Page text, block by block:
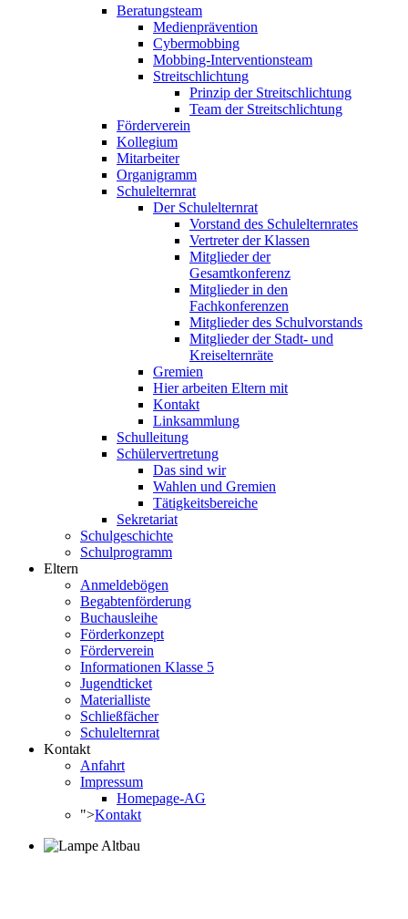
Beratungsteam
Medienprävention
Cybermobbing
Mobbing-Interventionsteam
Streitschlichtung
Prinzip der Streitschlichtung
Team der Streitschlichtung
Förderverein
Kollegium
Mitarbeiter
Organigramm
Schulelternrat
Der Schulelternrat
Vorstand des Schulelternrates
Vertreter der Klassen
Mitglieder der
Gesamtkonferenz
Mitglieder in den
Fachkonferenzen
Mitglieder des Schulvorstands
Mitglieder der Stadt- und
Kreiselternräte
Gremien
Hier arbeiten Eltern mit
Kontakt
Linksammlung
Schulleitung
Schülervertretung
Das sind wir
Wahlen und Gremien
Tätigkeitsbereiche
Sekretariat
Schulgeschichte
Schulprogramm
Eltern
Anmeldebögen
Begabtenförderung
Buchausleihe
Förderkonzept
Förderverein
Informationen Klasse 5
Jugendticket
Materialliste
Schließfächer
Schulelternrat
Kontakt
Anfahrt
Impressum
Homepage-AG
">Kontakt